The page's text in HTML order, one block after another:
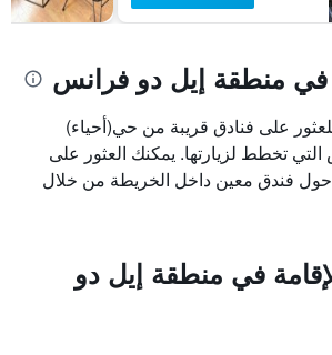
في منطقة إيل دو فرانس
على فنادق قريبة من حي(أحياء)
تخطط لزيارتها. يمكنك العثور على
فندق معين داخل الخريطة من خلال
في منطقة إيل دو